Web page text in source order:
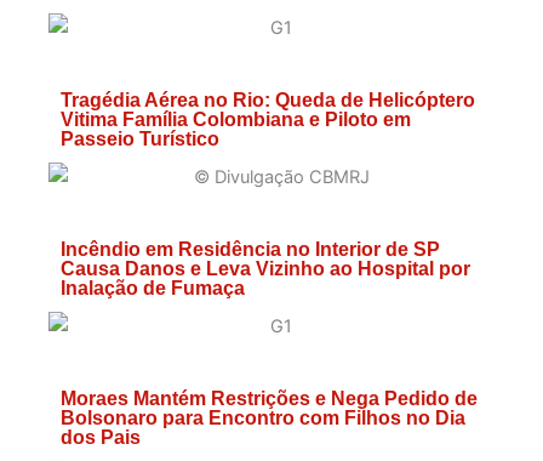
Tragédia Aérea no Rio: Queda de Helicóptero
Vitima Família Colombiana e Piloto em
Passeio Turístico
Incêndio em Residência no Interior de SP
Causa Danos e Leva Vizinho ao Hospital por
Inalação de Fumaça
Moraes Mantém Restrições e Nega Pedido de
Bolsonaro para Encontro com Filhos no Dia
dos Pais